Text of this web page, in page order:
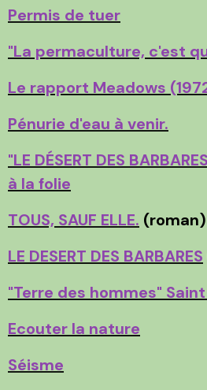
Permis de tuer
"La permaculture, c'est
Le rapport Meadows
Pénurie d'eau à venir.
"LE DÉSERT DES
à la folie
TOUS, SAUF ELLE. (roman)
LE DESERT DES BARBARES
"Terre des hommes"
Ecouter la nature
Séisme